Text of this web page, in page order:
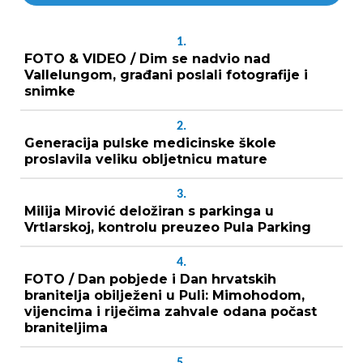
1.
FOTO & VIDEO / Dim se nadvio nad
Vallelungom, građani poslali fotografije i
snimke
2.
Generacija pulske medicinske škole
proslavila veliku obljetnicu mature
3.
Milija Mirović deložiran s parkinga u
Vrtlarskoj, kontrolu preuzeo Pula Parking
4.
FOTO / Dan pobjede i Dan hrvatskih
branitelja obilježeni u Puli: Mimohodom,
vijencima i riječima zahvale odana počast
braniteljima